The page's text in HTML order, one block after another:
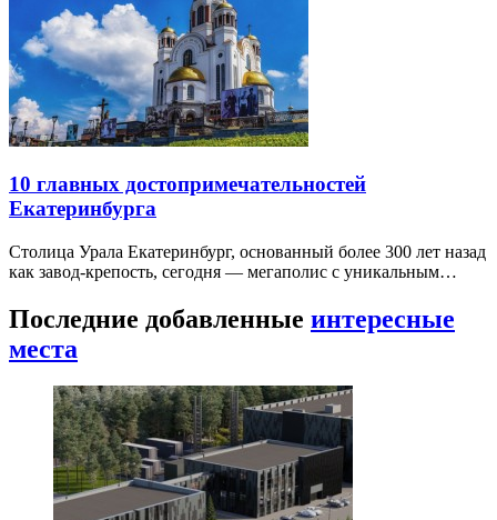
10 главных достопримечательностей
Екатеринбурга
Столица Урала Екатеринбург, основанный более 300 лет назад
как завод-крепость, сегодня — мегаполис с уникальным…
Последние добавленные интересные
места